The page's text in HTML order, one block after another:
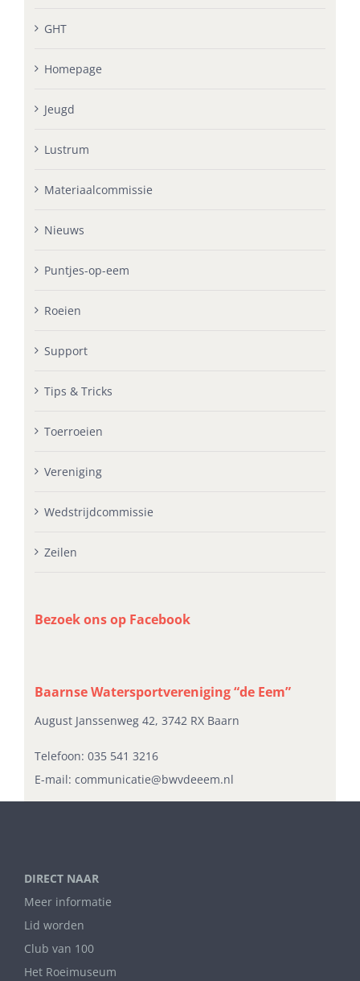
GHT
Homepage
Jeugd
Lustrum
Materiaalcommissie
Nieuws
Puntjes-op-eem
Roeien
Support
Tips & Tricks
Toerroeien
Vereniging
Wedstrijdcommissie
Zeilen
Bezoek ons op Facebook
Baarnse Watersportvereniging “de Eem”
August Janssenweg 42, 3742 RX Baarn
Telefoon:035 541 3216
E-mail:communicatie@bwvdeeem.nl
DIRECT NAAR
Meer informatie
Lid worden
Club van 100
Het Roeimuseum